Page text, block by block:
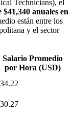
Technicians), el
anuales en
están entre los
y el sector
Salario Promedio
por Hora (USD)